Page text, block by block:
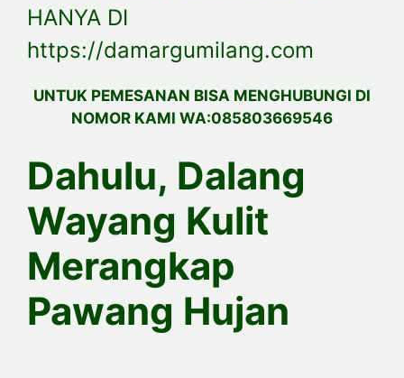
HANYA DI
https://damargumilang.com
UNTUK PEMESANAN BISA MENGHUBUNGI DI
NOMOR KAMI WA:085803669546
Dahulu, Dalang
Wayang Kulit
Merangkap
Pawang Hujan